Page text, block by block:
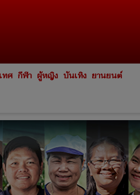
ทศ กีฬา ผู้หญิง บันเทิง ยานยนต์